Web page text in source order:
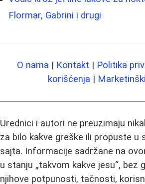
Flormar, Gabrini i drugi
O nama | Kontakt | Politika
korišćenja |
Urednici i autori ne preuzimaju
za bilo kakve greške ili propuste u
sajta. Informacije sadržane na
u stanju „takvom kakve jesu“, bez
njihove potpunosti, tačnosti,